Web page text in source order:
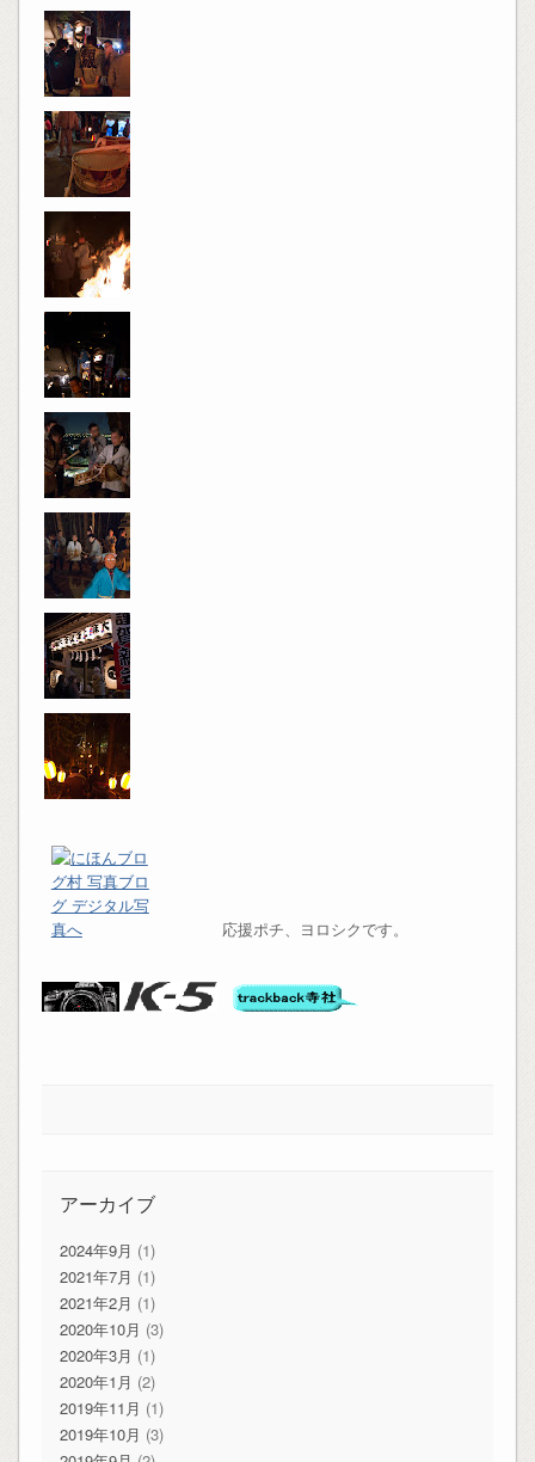
応援ポチ、ヨロシクです。
アーカイブ
2024年9月 (1)
2021年7月 (1)
2021年2月 (1)
2020年10月 (3)
2020年3月 (1)
2020年1月 (2)
2019年11月 (1)
2019年10月 (3)